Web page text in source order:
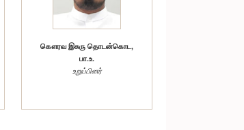
கௌரவ இசுரு தொடன்கொட,
பா.உ.
உறுப்பினர்